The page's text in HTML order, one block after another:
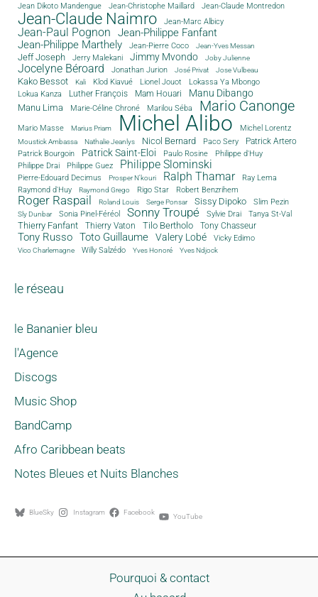
Jean Dikoto Mandengue Jean-Christophe Maillard Jean-Claude Montredon
Jean-Claude Naimro Jean-Marc Albicy
Jean-Paul Pognon
Jean-Philippe Fanfant
Jean-Philippe Marthely
Jean-Pierre Coco Jean-Yves Messan
Jeff Joseph Jerry Malekani Jimmy Mvondo Joby Julienne
Jocelyne Béroard Jonathan Jurion José Privat Jose Vulbeau
Kako Bessot Kali Klod Kiavué Lionel Jouot
Lokassa Ya Mbongo
Lokua Kanza
Luther François Mam Houari Manu Dibango
Manu Lima Marie-Céline Chroné Marilou Séba Mario Canonge
Mario Masse Marius Priam Michel Alibo Michel Lorentz
Moustick Ambassa Nathalie Jeanlys Nicol Bernard Paco Sery
Patrick Artero
Patrick Bourgoin
Patrick Saint-Eloi Paulo Rosine
Philippe d'Huy
Philippe Drai
Philippe Guez Philippe Slominski
Pierre-Edouard Decimus Prosper N'kouri Ralph Thamar
Ray Lema
Raymond d'Huy
Raymond Grego Rigo Star Robert Benzrihem
Roger Raspail Roland Louis Serge Ponsar Sissy Dipoko Slim Pezin
Sly Dunbar Sonia Pinel-Féréol Sonny Troupé Sylvie Drai Tanya St-Val
Thierry Fanfant Thierry Vaton Tilo Bertholo Tony Chasseur
Tony Russo Toto Guillaume Valery Lobé Vicky Edimo
Vico Charlemagne Willy Salzédo Yves Honoré Yves Ndjock
le réseau
le Bananier bleu
l'Agence
Discogs
Music Shop
BandCamp
Afro Caribbean beats
Notes Bleues et Nuits Blanches
BlueSky Instagram Facebook YouTube
Pourquoi & contact